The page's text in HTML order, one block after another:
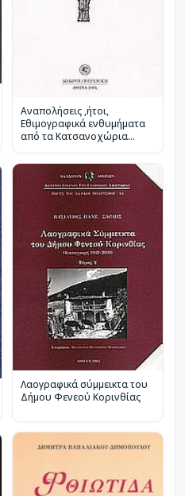
Αναπολήσεις ,ήτοι,
Εθιμογραφικά ενθυμήματα
από τα Κατσανοχώρια
Λαογραφικά σύμμεικτα του
Δήμου Φενεού Κορινθίας